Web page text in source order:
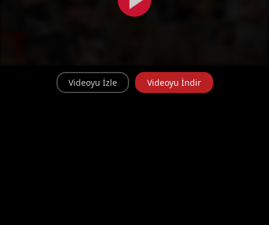
Videoyu İzle Videoyu İndir